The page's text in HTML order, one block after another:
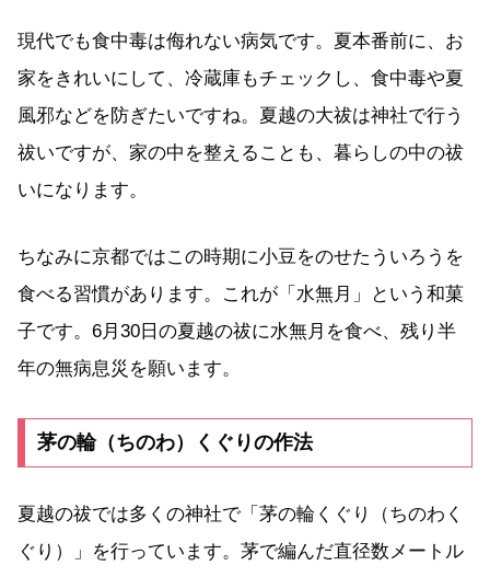
現代でも食中毒は侮れない病気です。夏本番前に、お
家をきれいにして、冷蔵庫もチェックし、食中毒や夏
風邪などを防ぎたいですね。夏越の大祓は神社で行う
祓いですが、家の中を整えることも、暮らしの中の祓
いになります。
ちなみに京都ではこの時期に小豆をのせたういろうを
食べる習慣があります。これが「水無月」という和菓
子です。6月30日の夏越の祓に水無月を食べ、残り半
年の無病息災を願います。
茅の輪（ちのわ）くぐりの作法
夏越の祓では多くの神社で「茅の輪くぐり（ちのわく
ぐり）」を行っています。茅で編んだ直径数メートル